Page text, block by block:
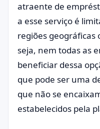
atraente de
a esse serviço é
regiões geográficas
seja, nem todas as
beneficiar dessa
que pode ser uma
que não se
estabelecidos pela